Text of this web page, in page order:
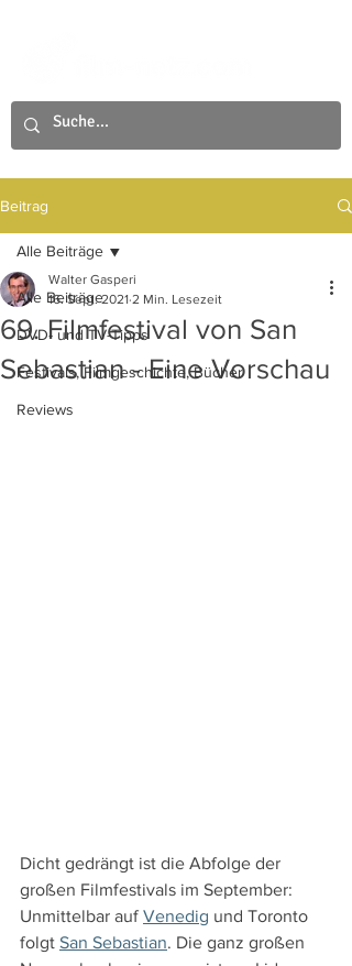
Beitrag
Alle Beiträge
DVD- und TV-Tipps
Festivals, Filmgeschichte, Bücher
Reviews
Alle Beiträge
69. Filmfestival von San
Sebastian - Eine Vorschau
Walter Gasperi
16. Sept. 2021 2 Min. Lesezeit
Dicht gedrängt ist die Abfolge der
großen Filmfestivals im September:
Unmittelbar auf Venedig und Toronto
folgt San Sebastian. Die ganz großen